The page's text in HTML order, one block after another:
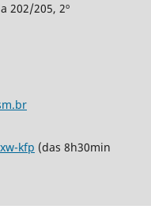
202/205, 2º
kfp (das 8h30min